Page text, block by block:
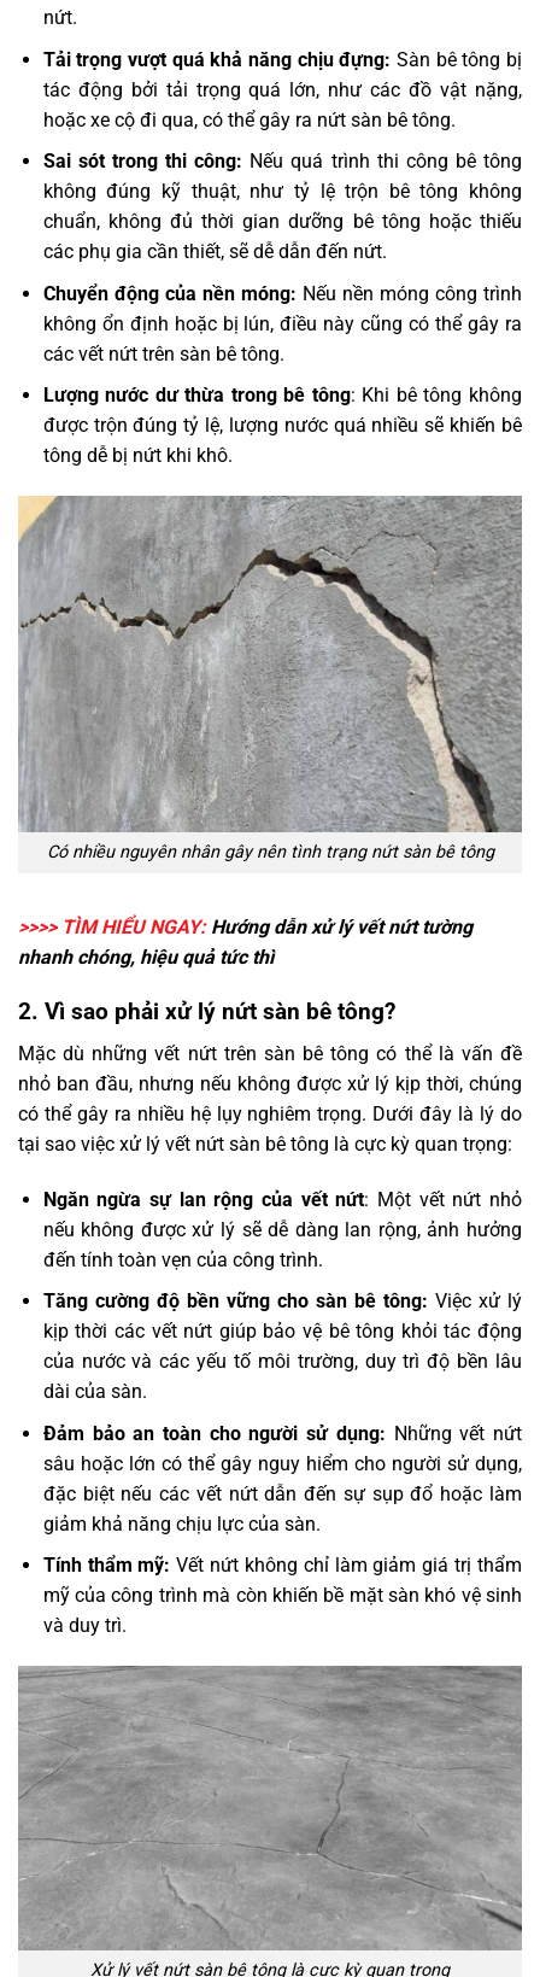
nứt.
Tải trọng vượt quá khả năng chịu đựng: Sàn bê tông bị
tác động bởi tải trọng quá lớn, như các đồ vật nặng,
hoặc xe cộ đi qua, có thể gây ra nứt sàn bê tông.
Sai sót trong thi công: Nếu quá trình thi công bê tông
không đúng kỹ thuật, như tỷ lệ trộn bê tông không
chuẩn, không đủ thời gian dưỡng bê tông hoặc thiếu
các phụ gia cần thiết, sẽ dễ dẫn đến nứt.
Chuyển động của nền móng: Nếu nền móng công trình
không ổn định hoặc bị lún, điều này cũng có thể gây ra
các vết nứt trên sàn bê tông.
Lượng nước dư thừa trong bê tông: Khi bê tông không
được trộn đúng tỷ lệ, lượng nước quá nhiều sẽ khiến bê
tông dễ bị nứt khi khô.
Có nhiều nguyên nhân gây nên tình trạng nứt sàn bê tông
>>>> TÌM HIỂU NGAY:Hướng dẫnxử lý vết nứt tường
nhanh chóng, hiệu quả tức thì
2. Vì sao phải xử lý nứt sàn bê tông?
Mặc dù những vết nứt trên sàn bê tông có thể là vấn đề
nhỏ ban đầu, nhưng nếu không được xử lý kịp thời, chúng
có thể gây ra nhiều hệ lụy nghiêm trọng. Dưới đây là lý do
tại sao việc xử lý vết nứt sàn bê tông là cực kỳ quan trọng:
Ngăn ngừa sự lan rộng của vết nứt: Một vết nứt nhỏ
nếu không được xử lý sẽ dễ dàng lan rộng, ảnh hưởng
đến tính toàn vẹn của công trình.
Tăng cường độ bền vững cho sàn bê tông: Việc xử lý
kịp thời các vết nứt giúp bảo vệ bê tông khỏi tác động
của nước và các yếu tố môi trường, duy trì độ bền lâu
dài của sàn.
Đảm bảo an toàn cho người sử dụng: Những vết nứt
sâu hoặc lớn có thể gây nguy hiểm cho người sử dụng,
đặc biệt nếu các vết nứt dẫn đến sự sụp đổ hoặc làm
giảm khả năng chịu lực của sàn.
Tính thẩm mỹ:Vết nứt không chỉ làm giảm giá trị thẩm
mỹ của công trình mà còn khiến bề mặt sàn khó vệ sinh
và duy trì.
Xử lý vết nứt sàn bê tông là cực kỳ quan trọng